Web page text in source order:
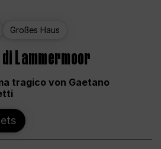
Großes Haus
Lammermoor
tragico von Gaetano